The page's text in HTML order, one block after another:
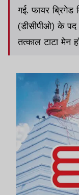
गई. फायर
(डीसीपीओ) के पद
तत्काल टाटा मेन
परिसर और फायर